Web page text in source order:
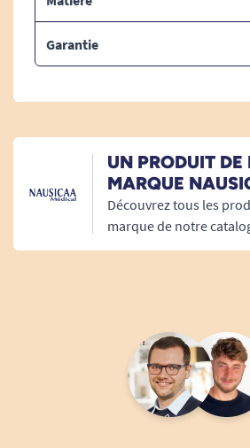
Selon les besoins du patient, la
être complétée par un module
thoracique pour un maintien
ceinture peut être portée sur de
sans gêne, même pour des
Sécurité renforcée pour les
Information technique :
Tour de taille : 50 à 145 cm.
Hauteur de la ceinture : 18
Boucle : 18 mm.
Garantie
UN PRODUIT DE
MARQUE
Découvrez tous les
marque de notre